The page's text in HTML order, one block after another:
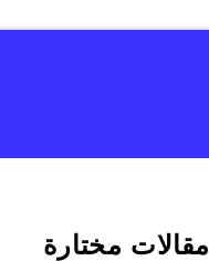
مقالات مختارة